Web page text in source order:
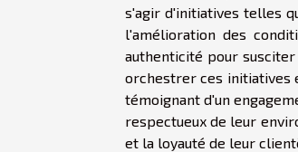
s'agir d'initiatives telles
l'amélioration des
authenticité pour
orchestrer ces initiatives
témoignant d'un
respectueux de leur
et la loyauté de leur